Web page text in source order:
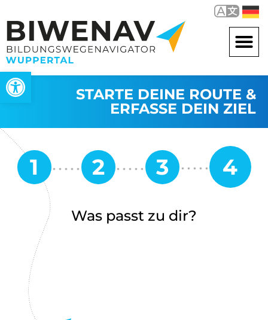
Werkzeugleiste öffnen
STARTE DEINE ROUTE &
ERFASSE DEIN ZIEL
Was passt zu dir?